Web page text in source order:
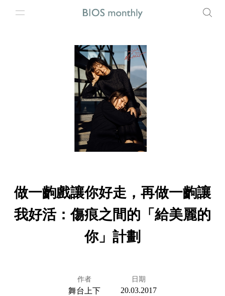
做一齣戲讓你好走，再做一齣讓
我好活：傷痕之間的「給美麗的
你」計劃
作者
舞台上下
日期
20.03.2017